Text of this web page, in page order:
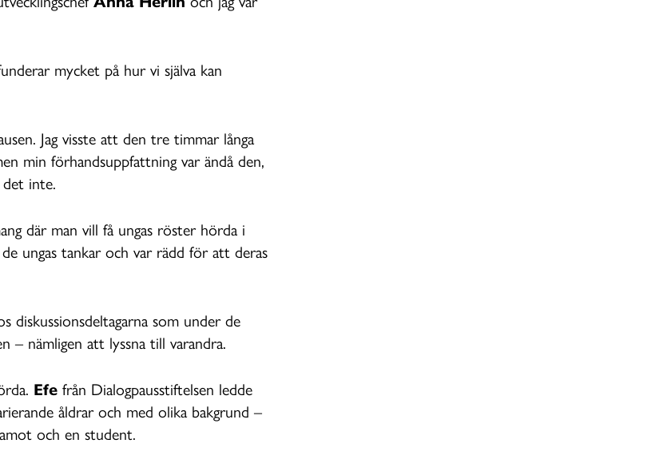
mycket på hur vi själva kan
Jag visste att den tre timmar långa
min förhandsuppfattning var ändå den,
inte.
där man vill få ungas röster hörda i
ungas tankar och var rädd för att deras
diskussionsdeltagarna som under de
– nämligen att lyssna till varandra.
Efe från Dialogpausstiftelsen ledde
åldrar och med olika bakgrund –
och en student.